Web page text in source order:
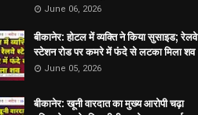
June 06, 2026
बीकानेर: होटल में व्यक्ति ने किया सुसाइड; रेलवे
स्टेशन रोड पर कमरे में फंदे से लटका मिला शव
June 05, 2026
बीकानेर: खूनी वारदात का मुख्य आरोपी चढ़ा